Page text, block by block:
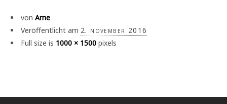
von Arne
Veröffentlicht am 2. november 2016
Full size is 1000 × 1500 pixels